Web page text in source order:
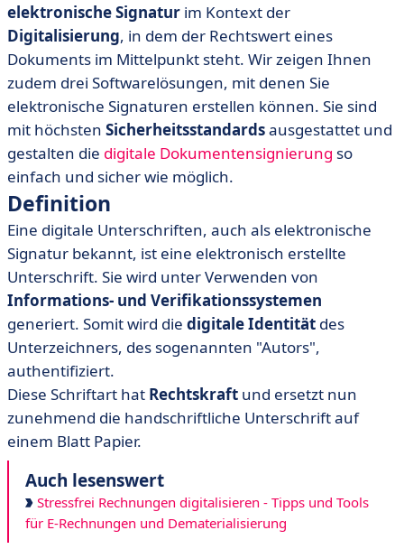
elektronische Signatur im Kontext der
Digitalisierung, in dem der Rechtswert eines
Dokuments im Mittelpunkt steht. Wir zeigen Ihnen
zudem drei Softwarelösungen, mit denen Sie
elektronische Signaturen erstellen können. Sie sind
mit höchsten Sicherheitsstandardsausgestattet und
gestalten die digitale Dokumentensignierung so
einfach und sicher wie möglich.
Definition
Eine digitale Unterschriften, auch als elektronische
Signatur bekannt, ist eine elektronisch erstellte
Unterschrift. Sie wird unter Verwenden von
Informations- und Verifikationssystemen
generiert. Somit wird die digitale Identität des
Unterzeichners, des sogenannten "Autors",
authentifiziert.
Diese Schriftart hat Rechtskraft und ersetzt nun
zunehmend die handschriftliche Unterschrift auf
einem Blatt Papier.
Auch lesenswert
Stressfrei Rechnungen digitalisieren - Tipps und Tools
für E-Rechnungen und Dematerialisierung